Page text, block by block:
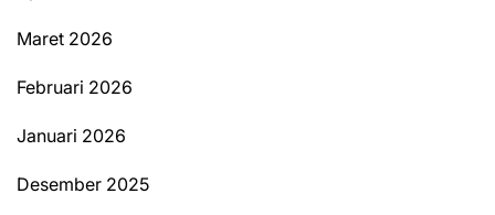
Maret 2026
Februari 2026
Januari 2026
Desember 2025